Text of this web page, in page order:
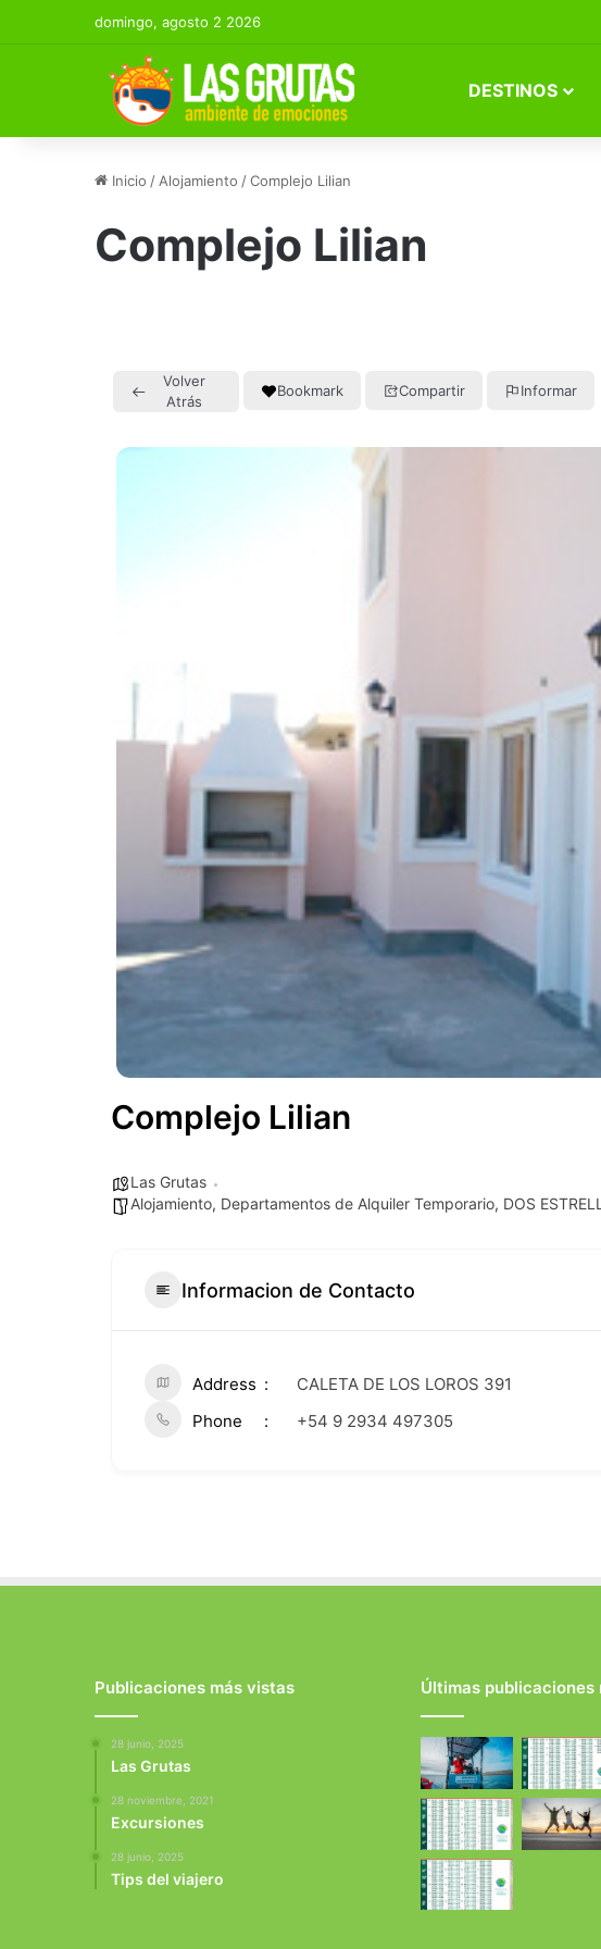
domingo, agosto 2 2026
DESTINOS
Inicio / Alojamiento /Complejo Lilian
Complejo Lilian
Volver
Atrás
Bookmark Compartir Informar
Complejo Lilian
Las Grutas
Alojamiento, Departamentos de Alquiler Temporario, DOS
Informacion de Contacto
Address
CALETA DE LOS LOROS 391
Phone
+54 9 2934 497305
Publicaciones más vistas
28 junio, 2025
Las Grutas
28 noviembre, 2021
Excursiones
28 junio, 2025
Tips del viajero
Últimas publicaciones